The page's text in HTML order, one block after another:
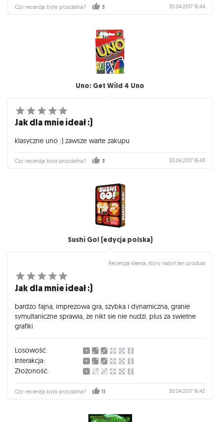
Czy recenzja była przydatna? 3 30.04.2017 16:44
Uno: Get Wild 4 Uno
Jak dla mnie ideał :)
klasyczne uno :) zawsze warte zakupu
Czy recenzja była przydatna? 3 30.04.2017 16:43
Sushi Go! (edycja polska)
Recenzja klienta, który nabył ten produkt
Jak dla mnie ideał :)
bardzo fajna, imprezowa gra, szybka i dynamiczna, granie
symultaniczne sprawia, ze nikt sie nie nudzi. plus za swietne
grafiki
Losowość:
Interakcja:
Złożoność:
Czy recenzja była przydatna? 11 30.04.2017 16:42